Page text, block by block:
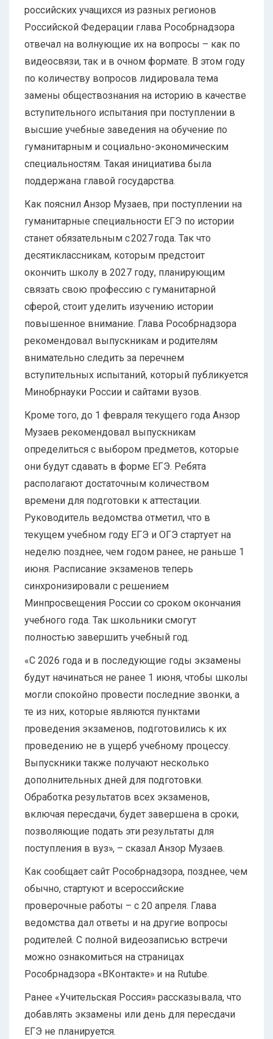
российских учащихся из разных регионов
Российской Федерации глава Рособрнадзора
отвечал на волнующие их на вопросы – как по
видеосвязи, так и в очном формате. В этом году
по количеству вопросов лидировала тема
замены обществознания на историю в качестве
вступительного испытания при поступлении в
высшие учебные заведения на обучение по
гуманитарным и социально-экономическим
специальностям. Такая инициатива была
поддержана главой государства.
Как пояснил Анзор Музаев, при поступлении на
гуманитарные специальности ЕГЭ по истории
станет обязательным с 2027 года. Так что
десятиклассникам, которым предстоит
окончить школу в 2027 году, планирующим
связать свою профессию с гуманитарной
сферой, стоит уделить изучению истории
повышенное внимание. Глава Рособрнадзора
рекомендовал выпускникам и родителям
внимательно следить за перечнем
вступительных испытаний, который публикуется
Минобрнауки России и сайтами вузов.
Кроме того, до 1 февраля текущего года Анзор
Музаев рекомендовал выпускникам
определиться с выбором предметов, которые
они будут сдавать в форме ЕГЭ. Ребята
располагают достаточным количеством
времени для подготовки к аттестации.
Руководитель ведомства отметил, что в
текущем учебном году ЕГЭ и ОГЭ стартует на
неделю позднее, чем годом ранее, не раньше 1
июня. Расписание экзаменов теперь
синхронизировали с решением
Минпросвещения России со сроком окончания
учебного года. Так школьники смогут
полностью завершить учебный год.
«С 2026 года и в последующие годы экзамены
будут начинаться не ранее 1 июня, чтобы школы
могли спокойно провести последние звонки, а
те из них, которые являются пунктами
проведения экзаменов, подготовились к их
проведению не в ущерб учебному процессу.
Выпускники также получают несколько
дополнительных дней для подготовки.
Обработка результатов всех экзаменов,
включая пересдачи, будет завершена в сроки,
позволяющие подать эти результаты для
поступления в вуз», – сказал Анзор Музаев.
Как сообщает сайт Рособрнадзора, позднее, чем
обычно, стартуют и всероссийские
проверочные работы – с 20 апреля. Глава
ведомства дал ответы и на другие вопросы
родителей. С полной видеозаписью встречи
можно ознакомиться на страницах
Рособрнадзора «ВКонтакте» и на Rutube.
Ранее «Учительская Россия» рассказывала, что
добавлять экзамены или день для пересдачи
ЕГЭ не планируется.